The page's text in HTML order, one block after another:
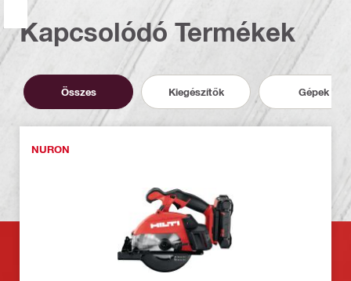
Kapcsolódó Termékek
Összes Kiegészítők Gépek
NURON